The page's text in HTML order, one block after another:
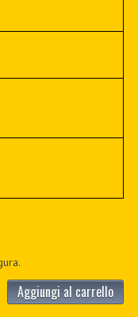
Aggiungi al carrello